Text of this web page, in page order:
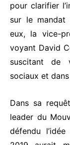
pour clarifier
sur le mandat
eux, la vice-
voyant David
suscitant de
sociaux et
Dans sa
leader du
défendu